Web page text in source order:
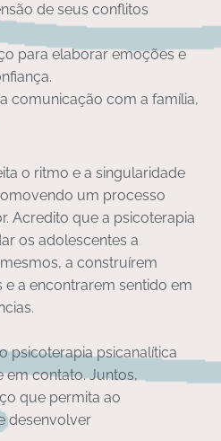
de seus conflitos
para elaborar emoções e
comunicação com a família,
o ritmo e a singularidade
um processo
Acredito que a psicoterapia
os adolescentes a
a construírem
e a encontrarem sentido em
psicoterapia psicanalítica
em contato. Juntos,
que permita ao
desenvolver